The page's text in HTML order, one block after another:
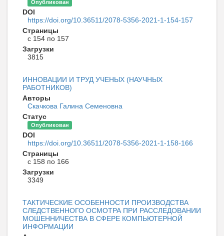
Опубликован
DOI
https://doi.org/10.36511/2078-5356-2021-1-154-157
Страницы
с 154 по 157
Загрузки
3815
ИННОВАЦИИ И ТРУД УЧЕНЫХ (НАУЧНЫХ
РАБОТНИКОВ)
Авторы
Скачкова Галина Семеновна
Статус
Опубликован
DOI
https://doi.org/10.36511/2078-5356-2021-1-158-166
Страницы
с 158 по 166
Загрузки
3349
ТАКТИЧЕСКИЕ ОСОБЕННОСТИ ПРОИЗВОДСТВА
СЛЕДСТВЕННОГО ОСМОТРА ПРИ РАССЛЕДОВАНИИ
МОШЕННИЧЕСТВА В СФЕРЕ КОМПЬЮТЕРНОЙ
ИНФОРМАЦИИ